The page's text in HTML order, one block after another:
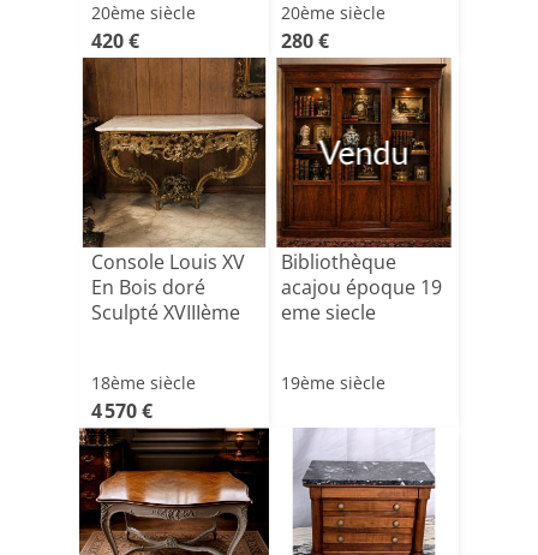
20ème siècle
420 €
20ème siècle
280 €
Console Louis XV
En Bois doré
Sculpté XVIIIème
18ème siècle
4 570 €
Vendu
Bibliothèque
acajou époque 19
eme siecle
19ème siècle